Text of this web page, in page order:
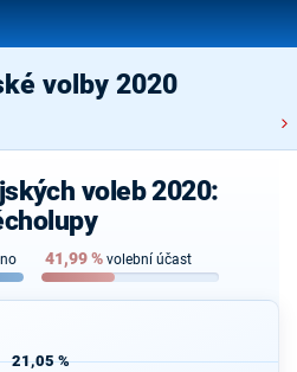
volby 2020
voleb 2020:
41,99% volební účast
21,05 %